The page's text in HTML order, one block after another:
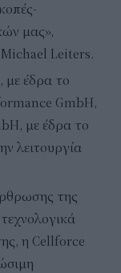
μας»,
Leiters.
με έδρα το
GmbH,
με έδρα το
λειτουργία
της
η Cellforce